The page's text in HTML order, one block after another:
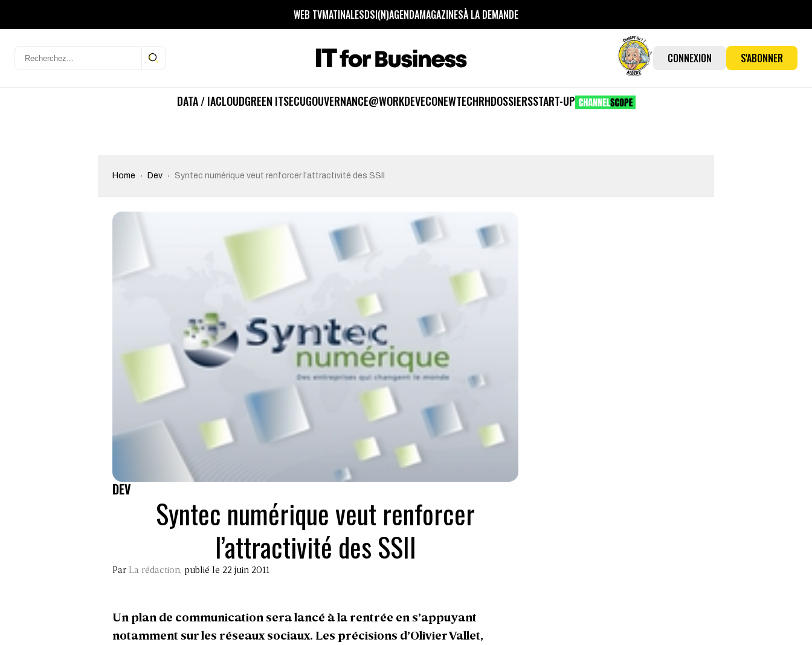
WEB TVMATINALESDSI(N)AGENDAMAGAZINESÀ LA DEMANDE
CONNEXION S'ABONNER
DATA / IACLOUDGREEN ITSECUGOUVERNANCE@WORKDEVECONEWTECHRHDOSSIERSSTART-UP
Home Dev Syntec numérique veut renforcer l’attractivité des SSII
DEV
Syntec numérique veut renforcer
l’attractivité des SSII
Par La rédaction, publié le 22 juin 2011
Un plan de communication sera lancé à la rentrée en s’appuyant
notamment sur les réseaux sociaux. Les précisions d’Olivier Vallet,